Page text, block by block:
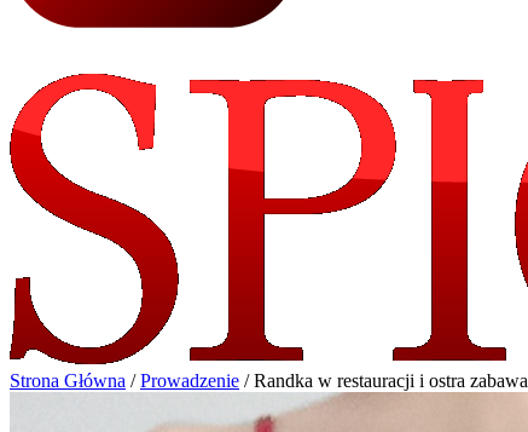
Strona Główna / Prowadzenie / Randka w restauracji i ostra zabawa